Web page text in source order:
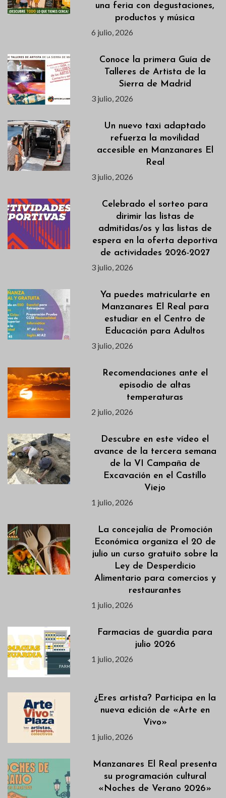
una feria con degustaciones,
productos y música
6 julio, 2026
Conoce la primera Guía de
Talleres de Artista de la
Sierra de Madrid
3 julio, 2026
Un nuevo taxi adaptado
refuerza la movilidad
accesible en Manzanares El
Real
3 julio, 2026
Celebrado el sorteo para
dirimir las listas de
admitidas/os y las listas de
espera en la oferta deportiva
de actividades 2026-2027
3 julio, 2026
Ya puedes matricularte en
Manzanares El Real para
estudiar en el Centro de
Educación para Adultos
3 julio, 2026
Recomendaciones ante el
episodio de altas
temperaturas
2 julio, 2026
Descubre en este vídeo el
avance de la tercera semana
de la VI Campaña de
Excavación en el Castillo
Viejo
1 julio, 2026
La concejalía de Promoción
Económica organiza el 20 de
julio un curso gratuito sobre la
Ley de Desperdicio
Alimentario para comercios y
restaurantes
1 julio, 2026
Farmacias de guardia para
julio 2026
1 julio, 2026
¿Eres artista? Participa en la
nueva edición de «Arte en
Vivo»
1 julio, 2026
Manzanares El Real presenta
su programación cultural
«Noches de Verano 2026»